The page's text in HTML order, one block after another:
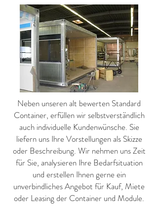
Neben unseren alt bewerten Standard
Container, erfüllen wir selbstverständlich
auch individuelle Kundenwünsche. Sie
liefern uns Ihre Vorstellungen als Skizze
oder Beschreibung. Wir nehmen uns Zeit
für Sie, analysieren Ihre Bedarfsituation
und erstellen Ihnen gerne ein
unverbindliches Angebot für Kauf, Miete
oder Leasing der Container und Module.